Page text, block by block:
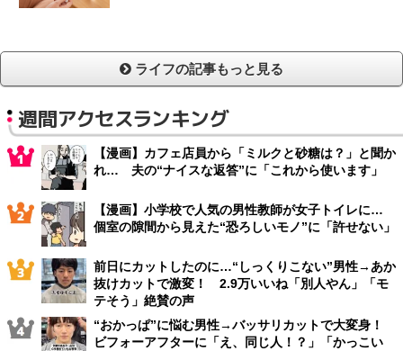
ライフの記事もっと見る
週間アクセスランキング
【漫画】カフェ店員から「ミルクと砂糖は？」と聞か
れ… 夫の“ナイスな返答”に「これから使います」
【漫画】小学校で人気の男性教師が女子トイレに…
個室の隙間から見えた“恐ろしいモノ”に「許せない」
前日にカットしたのに…“しっくりこない”男性→あか
抜けカットで激変！ 2.9万いいね「別人やん」「モ
テそう」絶賛の声
“おかっぱ”に悩む男性→バッサリカットで大変身！
ビフォーアフターに「え、同じ人！？」「かっこい